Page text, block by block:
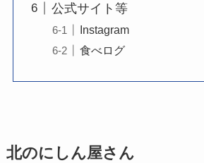
公式サイト等
Instagram
食べログ
北のにしん屋さん